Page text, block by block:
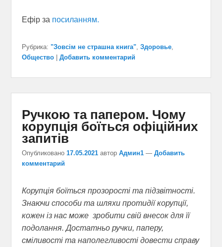
Ефір за посиланням.
Рубрика: "Зовсім не страшна книга", Здоровье,
Общество
Добавить комментарий
Ручкою та папером. Чому
корупція боїться офіційних
запитів
Опубликовано 17.05.2021 автор Админ1 — Добавить
комментарий
Корупція боїться прозорості та підзвітності.
Знаючи способи та шляхи протидії корупції,
кожен із нас може зробити свій внесок для її
подолання. Достатньо ручки, паперу,
сміливості та наполегливості довести справу